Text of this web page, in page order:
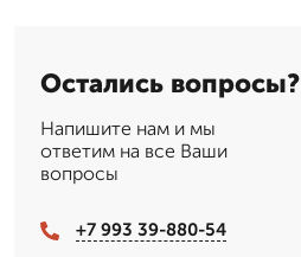
Остались вопросы?
Напишите нам и мы
ответим на все Ваши
вопросы
+7 993 39-880-54